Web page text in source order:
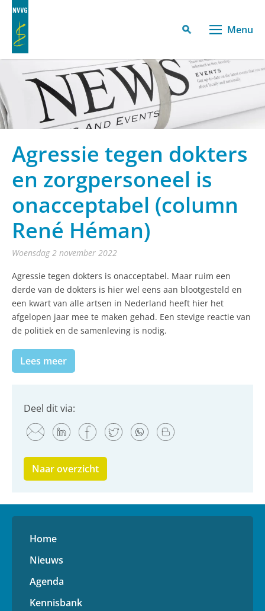
Menu
Agressie tegen dokters
en zorgpersoneel is
onacceptabel (column
René Héman)
woensdag 2 november 2022
Agressie tegen dokters is onacceptabel. Maar ruim een
derde van de dokters is hier wel eens aan blootgesteld en
een kwart van alle artsen in Nederland heeft hier het
afgelopen jaar mee te maken gehad. Een stevige reactie van
de politiek en de samenleving is nodig.
Lees meer
Deel dit via:
Naar overzicht
Home
Nieuws
Agenda
Kennisbank